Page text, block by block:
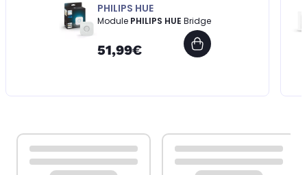
PHILIPS HUE
Module PHILIPS HUE Bridge
51,99€